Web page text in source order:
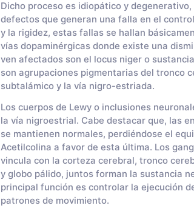
Dicho proceso es idiopático y
defectos que generan una falla en el
y la rigidez, estas fallas se hallan
vías dopaminérgicas donde existe una
ven afectados son el locus niger o
son agrupaciones pigmentarias del tronco
subtalámico y la vía nigro-estriada.
Los cuerpos de Lewy o inclusiones
la vía nigroestrial. Cabe destacar que, las
se mantienen normales, perdiéndose el
Acetilcolina a favor de esta última. Los
vincula con la corteza cerebral, tronco
y globo pálido, juntos forman la sustancia
principal función es controlar la ejecución
patrones de movimiento.